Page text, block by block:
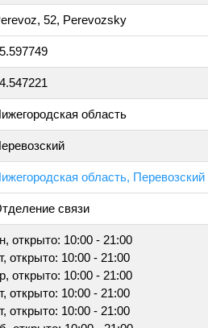
52, Perevozsky
область
область,
связи
открыто: 10:00 - 21:00
открыто: 10:00 - 21:00
открыто: 10:00 - 21:00
открыто: 10:00 - 21:00
открыто: 10:00 - 21:00